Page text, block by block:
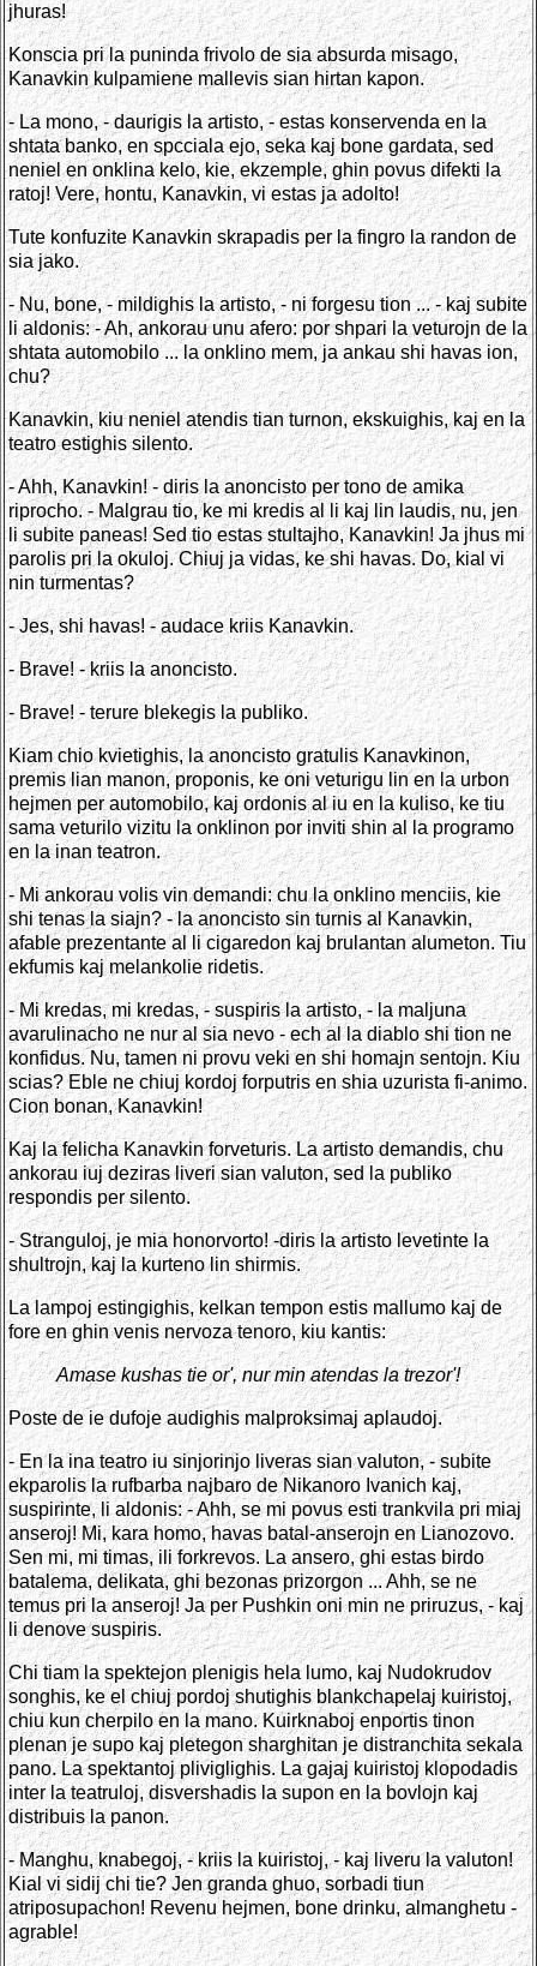
jhuras!
Konscia pri la puninda frivolo de sia absurda misago,
Kanavkin kulpamiene mallevis sian hirtan kapon.
- La mono, - daurigis la artisto, - estas konservenda en la
shtata banko, en spcciala ejo, seka kaj bone gardata, sed
neniel en onklina kelo, kie, ekzemple, ghin povus difekti la
ratoj! Vere, hontu, Kanavkin, vi estas ja adolto!
Tute konfuzite Kanavkin skrapadis per la fingro la randon de
sia jako.
- Nu, bone, - mildighis la artisto, - ni forgesu tion ... - kaj subite
li aldonis: - Ah, ankorau unu afero: por shpari la veturojn de la
shtata automobilo ... la onklino mem, ja ankau shi havas ion,
chu?
Kanavkin, kiu neniel atendis tian turnon, ekskuighis, kaj en la
teatro estighis silento.
- Ahh, Kanavkin! - diris la anoncisto per tono de amika
riprocho. - Malgrau tio, ke mi kredis al li kaj lin laudis, nu, jen
li subite paneas! Sed tio estas stultajho, Kanavkin! Ja jhus mi
parolis pri la okuloj. Chiuj ja vidas, ke shi havas. Do, kial vi
nin turmentas?
- Jes, shi havas! - audace kriis Kanavkin.
- Brave! - kriis la anoncisto.
- Brave! - terure blekegis la publiko.
Kiam chio kvietighis, la anoncisto gratulis Kanavkinon,
premis lian manon, proponis, ke oni veturigu lin en la urbon
hejmen per automobilo, kaj ordonis al iu en la kuliso, ke tiu
sama veturilo vizitu la onklinon por inviti shin al la programo
en la inan teatron.
- Mi ankorau volis vin demandi: chu la onklino menciis, kie
shi tenas la siajn? - la anoncisto sin turnis al Kanavkin,
afable prezentante al li cigaredon kaj brulantan alumeton. Tiu
ekfumis kaj melankolie ridetis.
- Mi kredas, mi kredas, - suspiris la artisto, - la maljuna
avarulinacho ne nur al sia nevo - ech al la diablo shi tion ne
konfidus. Nu, tamen ni provu veki en shi homajn sentojn. Kiu
scias? Eble ne chiuj kordoj forputris en shia uzurista fi-animo.
Cion bonan, Kanavkin!
Kaj la felicha Kanavkin forveturis. La artisto demandis, chu
ankorau iuj deziras liveri sian valuton, sed la publiko
respondis per silento.
- Stranguloj, je mia honorvorto! -diris la artisto levetinte la
shultrojn, kaj la kurteno lin shirmis.
La lampoj estingighis, kelkan tempon estis mallumo kaj de
fore en ghin venis nervoza tenoro, kiu kantis:
Amase kushas tie or', nur min atendas la trezor'!
Poste de ie dufoje audighis malproksimaj aplaudoj.
- En la ina teatro iu sinjorinjo liveras sian valuton, - subite
ekparolis la rufbarba najbaro de Nikanoro Ivanich kaj,
suspirinte, li aldonis: - Ahh, se mi povus esti trankvila pri miaj
anseroj! Mi, kara homo, havas batal-anserojn en Lianozovo.
Sen mi, mi timas, ili forkrevos. La ansero, ghi estas birdo
batalema, delikata, ghi bezonas prizorgon ... Ahh, se ne
temus pri la anseroj! Ja per Pushkin oni min ne priruzus, - kaj
li denove suspiris.
Chi tiam la spektejon plenigis hela lumo, kaj Nudokrudov
songhis, ke el chiuj pordoj shutighis blankchapelaj kuiristoj,
chiu kun cherpilo en la mano. Kuirknaboj enportis tinon
plenan je supo kaj pletegon sharghitan je distranchita sekala
pano. La spektantoj pliviglighis. La gajaj kuiristoj klopodadis
inter la teatruloj, disvershadis la supon en la bovlojn kaj
distribuis la panon.
- Manghu, knabegoj, - kriis la kuiristoj, - kaj liveru la valuton!
Kial vi sidij chi tie? Jen granda ghuo, sorbadi tiun
atriposupachon! Revenu hejmen, bone drinku, almanghetu -
agrable!